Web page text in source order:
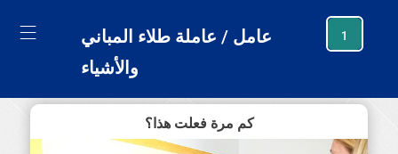
عامل / عاملة طلاء المباني
والأشياء
1
كم مرة فعلت هذا؟